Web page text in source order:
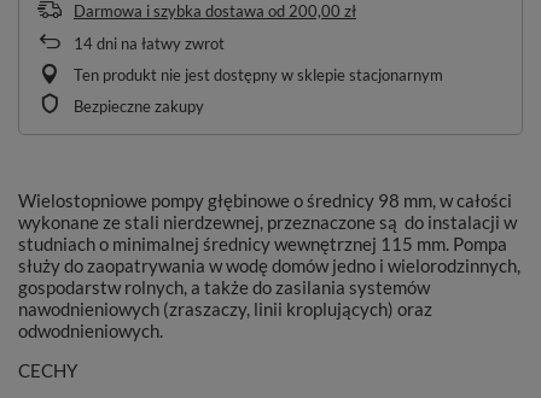
Darmowa i szybka dostawa od 200,00 zł
14dni na łatwy zwrot
Ten produkt nie jest dostępny w sklepie stacjonarnym
Bezpieczne zakupy
Wielostopniowe pompy głębinowe o średnicy 98 mm, w całości
wykonane ze stali nierdzewnej, przeznaczone są do instalacji w
studniach o minimalnej średnicy wewnętrznej 115 mm. Pompa
służy do zaopatrywania w wodę domów jedno i wielorodzinnych,
gospodarstw rolnych, a także do zasilania systemów
nawodnieniowych (zraszaczy, linii kroplujących) oraz
odwodnieniowych.
CECHY